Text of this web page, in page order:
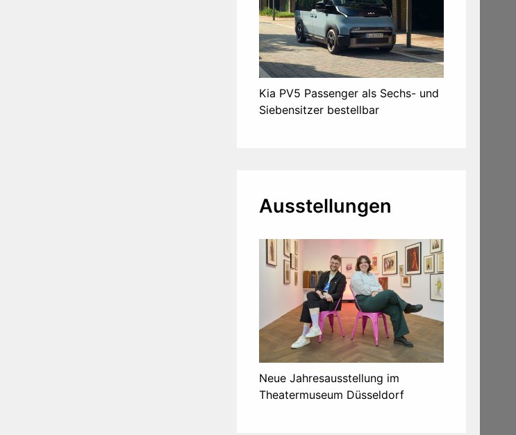
Kia PV5 Passenger als Sechs- und
Siebensitzer bestellbar
Ausstellungen
Neue Jahresausstellung im
Theatermuseum Düsseldorf